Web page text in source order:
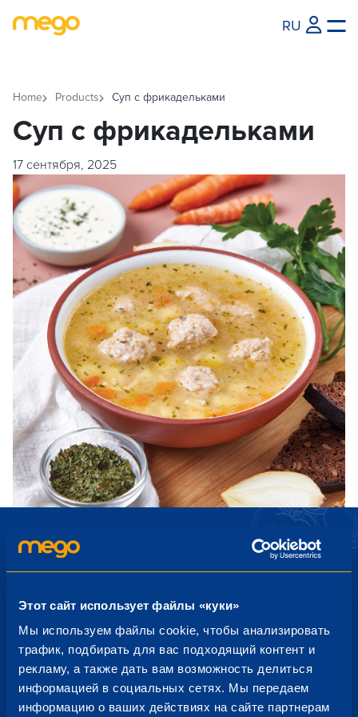
Этот сайт использует файлы «куки»
Мы используем файлы cookie, чтобы анализировать
трафик, подбирать для вас подходящий контент и
рекламу, а также дать вам возможность делиться
информацией в социальных сетях. Мы передаем
информацию о ваших действиях на сайте партнерам
RU
Home Products Суп с фрикадельками
Суп с фрикадельками
17 сентября, 2025
Подпишись на новости от
Mego
Акции, распродажи, новые продукты — узнавайте об
этом первым!